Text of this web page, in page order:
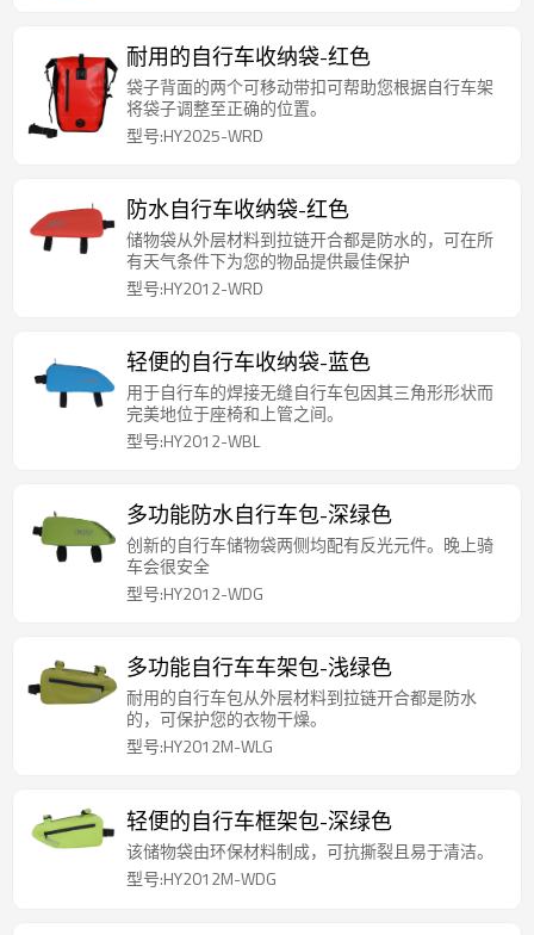
耐用的自行车收纳袋-红色
袋子背面的两个可移动带扣可帮助您根据自行车架
将袋子调整至正确的位置。
型号:HY2025-WRD
防水自行车收纳袋-红色
储物袋从外层材料到拉链开合都是防水的，可在所
有天气条件下为您的物品提供最佳保护
型号:HY2012-WRD
轻便的自行车收纳袋-蓝色
用于自行车的焊接无缝自行车包因其三角形形状而
完美地位于座椅和上管之间。
型号:HY2012-WBL
多功能防水自行车包-深绿色
创新的自行车储物袋两侧均配有反光元件。晚上骑
车会很安全
型号:HY2012-WDG
多功能自行车车架包-浅绿色
耐用的自行车包从外层材料到拉链开合都是防水
的，可保护您的衣物干燥。
型号:HY2012M-WLG
轻便的自行车框架包-深绿色
该储物袋由环保材料制成，可抗撕裂且易于清洁。
型号:HY2012M-WDG